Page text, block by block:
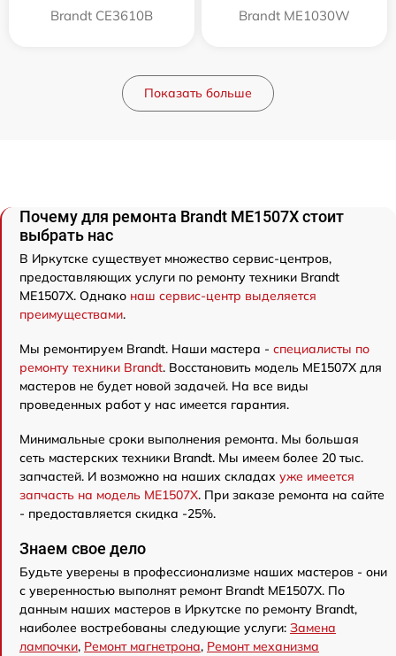
Brandt CE3610B Brandt ME1030W
Показать больше
Почему для ремонта Brandt ME1507X стоит
выбрать нас
В Иркутске существует множество сервис-центров,
предоставляющих услуги по ремонту техники Brandt
ME1507X. Однако наш сервис-центр выделяется
преимуществами.
Мы ремонтируем Brandt. Наши мастера - специалисты по
ремонту техники Brandt. Восстановить модель ME1507X для
мастеров не будет новой задачей. На все виды
проведенных работ у нас имеется гарантия.
Минимальные сроки выполнения ремонта. Мы большая
сеть мастерских техники Brandt. Мы имеем более 20 тыс.
запчастей. И возможно на наших складах уже имеется
запчасть на модель ME1507X. При заказе ремонта на сайте
- предоставляется скидка -25%.
Знаем свое дело
Будьте уверены в профессионализме наших мастеров - они
с уверенностью выполнят ремонт Brandt ME1507X. По
данным наших мастеров в Иркутске по ремонту Brandt,
наиболее востребованы следующие услуги: Замена
лампочки, Ремонт магнетрона, Ремонт механизма